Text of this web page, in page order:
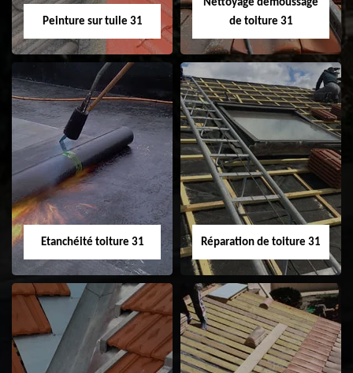
Peinture sur tuile 31
Peinture sur tuile
31
Nettoyage demoussage
de toiture 31
Nettoyage
demoussage de
toiture 31
Etanchéité toiture 31
Etanchéité toiture
Réparation de toiture 31
Réparation de